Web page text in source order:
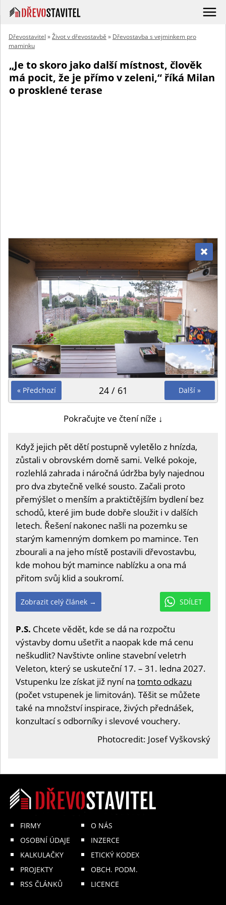
Dřevostavitel »Život v dřevostavbě » Dřevostavba s vejminkem pro
maminku
„Je to skoro jako další místnost, člověk
má pocit, že je přímo v zeleni,“ říká Milan
o prosklené terase
« Předchozí Další »
24 / 61
Pokračujte ve čtení níže ↓
Když jejich pět dětí postupně vyletělo z hnízda,
zůstali v obrovském domě sami. Velké pokoje,
rozlehlá zahrada i náročná údržba byly najednou
pro dva zbytečně velké sousto. Začali proto
přemýšlet o menším a praktičtějším bydlení bez
schodů, které jim bude dobře sloužit i v dalších
letech. Řešení nakonec našli na pozemku se
starým kamenným domkem po mamince. Ten
zbourali a na jeho místě postavili dřevostavbu,
kde mohou být mamince nablízku a ona má
přitom svůj klid a soukromí.
SDÍLET
Zobrazit celý článek →
P.S. Chcete vědět, kde se dá na rozpočtu
výstavby domu ušetřit a naopak kde má cenu
neškudlit? Navštivte online stavební veletrh
Veleton, který se uskuteční 17. – 31. ledna 2027.
Vstupenku lze získat již nyní na tomto odkazu
(počet vstupenek je limitován). Těšit se můžete
také na množství inspirace, živých přednášek,
konzultací s odborníky i slevové vouchery.
Photocredit: Josef Vyškovský
FIRMY
OSOBNÍ ÚDAJE
KALKULAČKY
PROJEKTY
RSS ČLÁNKŮ
O NÁS
INZERCE
ETICKÝ KODEX
OBCH. PODM.
LICENCE